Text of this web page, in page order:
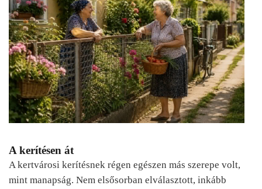
A kerítésen át
A kertvárosi kerítésnek régen egészen más szerepe volt,
mint manapság. Nem elsősorban elválasztott, inkább